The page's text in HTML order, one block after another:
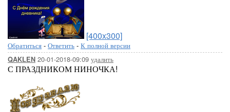
[400x300]
Обратиться - Ответить - К полной версии
QAKLEN 20-01-2018-09:09 удалить
С ПРАЗДНИКОМ НИНОЧКА!